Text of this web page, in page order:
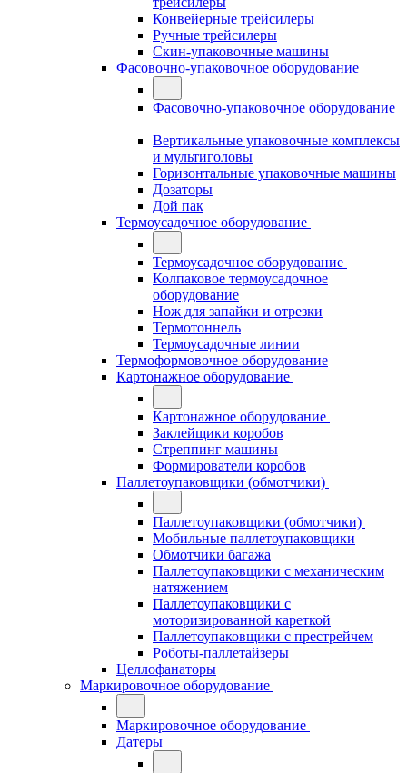
Конвейерные трейсилеры
Ручные трейсилеры
Скин-упаковочные машины
Фасовочно-упаковочное оборудование
Фасовочно-упаковочное оборудование
Вертикальные упаковочные комплексы
и мультиголовы
Горизонтальные упаковочные машины
Дозаторы
Дой пак
Термоусадочное оборудование
Термоусадочное оборудование
Колпаковое термоусадочное
оборудование
Нож для запайки и отрезки
Термотоннель
Термоусадочные линии
Термоформовочное оборудование
Картонажное оборудование
Картонажное оборудование
Заклейщики коробов
Стреппинг машины
Формирователи коробов
Паллетоупаковщики (обмотчики)
Паллетоупаковщики (обмотчики)
Мобильные паллетоупаковщики
Обмотчики багажа
Паллетоупаковщики с механическим
натяжением
Паллетоупаковщики с
моторизированной кареткой
Паллетоупаковщики с престрейчем
Роботы-паллетайзеры
Целлофанаторы
Маркировочное оборудование
Маркировочное оборудование
Датеры